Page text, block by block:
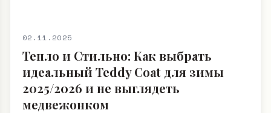
02.11.2025
Тепло и Стильно: Как выбрать
идеальный Teddy Coat для зимы
2025/2026 и не выглядеть
медвежонком